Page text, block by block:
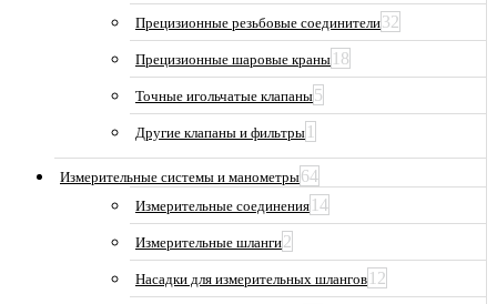
Прецизионные резьбовые соединители32
Прецизионные шаровые краны 18
Точные игольчатые клапаны5
Другие клапаны и фильтры 1
Измерительные системы и манометры64
Измерительные соединения 14
Измерительные шланги2
Насадки для измерительных шлангов 12